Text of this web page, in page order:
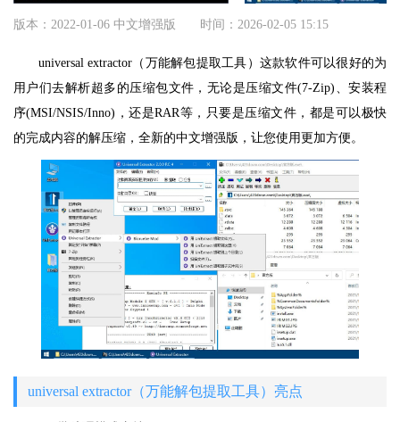
版本：2022-01-06 中文增强版 时间：2026-02-05 15:15
universal extractor（万能解包提取工具）这款软件可以很好的为
用户们去解析超多的压缩包文件，无论是压缩文件(7-Zip)、安装程
序(MSI/NSIS/Inno)，还是RAR等，只要是压缩文件，都是可以极快
的完成内容的解压缩，全新的中文增强版，让您使用更加方便。
universal extractor（万能解包提取工具）亮点